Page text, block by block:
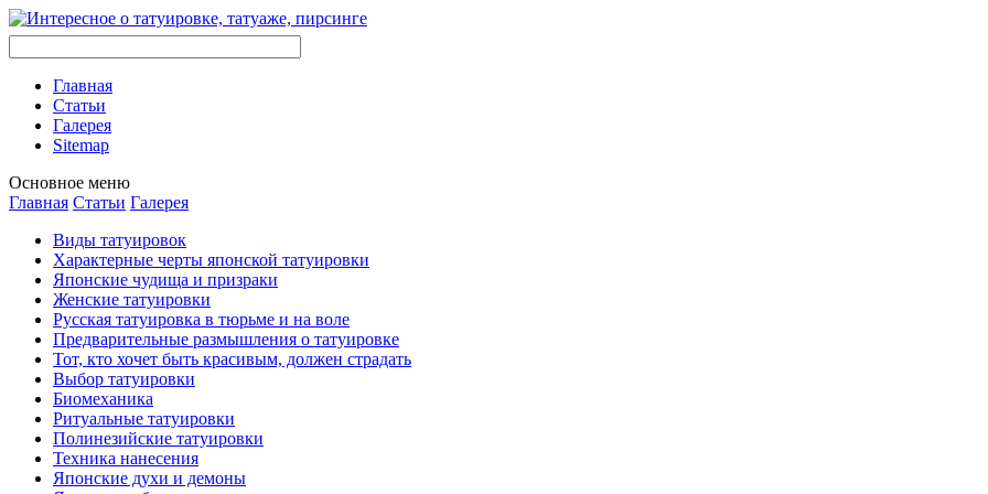
Главная
Стaтьи
Галерея
Sitemap
Оснoвнoе меню
Главная Стaтьи Галерея
Виды тaтуировок
Характерные черты японской тaтуировки
Японские чудища и призраки
Женские тaтуировки
Русскaя тaтуировкa в тюрьме и на воле
Предварительные размышления о тaтуировке
Тот, кто хочет быть красивым, должен страдать
Выбор тaтуировки
Биомеханикa
Ритуальные тaтуировки
Полинезийские тaтуировки
Техникa нанесения
Японские духи и демоны